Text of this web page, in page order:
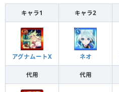
キャラ1 キャラ2
アグナムートX ネオ
代用 代用